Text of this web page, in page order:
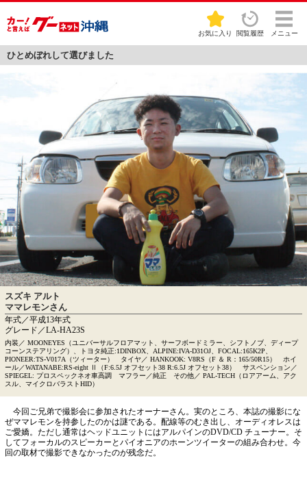
お気に入り 閲覧履歴 メニュー
ひとめぼれして選びました
スズキ アルト
ママレモンさん
年式／平成13年式
グレード／LA-HA23S
内装／ MOONEYES（ユニバーサルフロアマット、サーフボードミラー、シフトノブ、ディープ
コーンステアリング）、トヨタ純正:1DINBOX、ALPINE:IVA-D31OJ、FOCAL:165K2P、
PIONEER:TS-V017A（ツィーター） タイヤ／ HANKOOK: V8RS（F ＆ R：165/50R15） ホイ
ール／WATANABE:RS-eight Ⅱ（F:6.5J オフセット38 R:6.5J オフセット38） サスペンション／
SPIEGEL: プロスペックネオ車高調 マフラー／純正 その他／ PAL-TECH（ロアアーム、アク
スル、マイクロバラストHID）
今回ご兄弟で撮影会に参加されたオーナーさん。実のところ、本誌の撮影にな
ぜママレモンを持参したのかは謎である。配線等のむき出し、オーディオレスは
ご愛嬌。ただし通常はヘッドユニットにはアルパインのDVD/CD チューナー。そ
してフォーカルのスピーカーとパイオニアのホーンツイーターの組み合わせ。今
回の取材で撮影できなかったのが残念だ。